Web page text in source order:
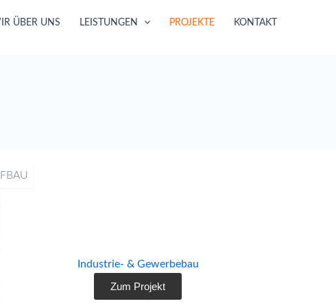
ÜBER UNS LEISTUNGEN PROJEKTE KONTAKT
Industrie- & Gewerbebau
Zum Projekt